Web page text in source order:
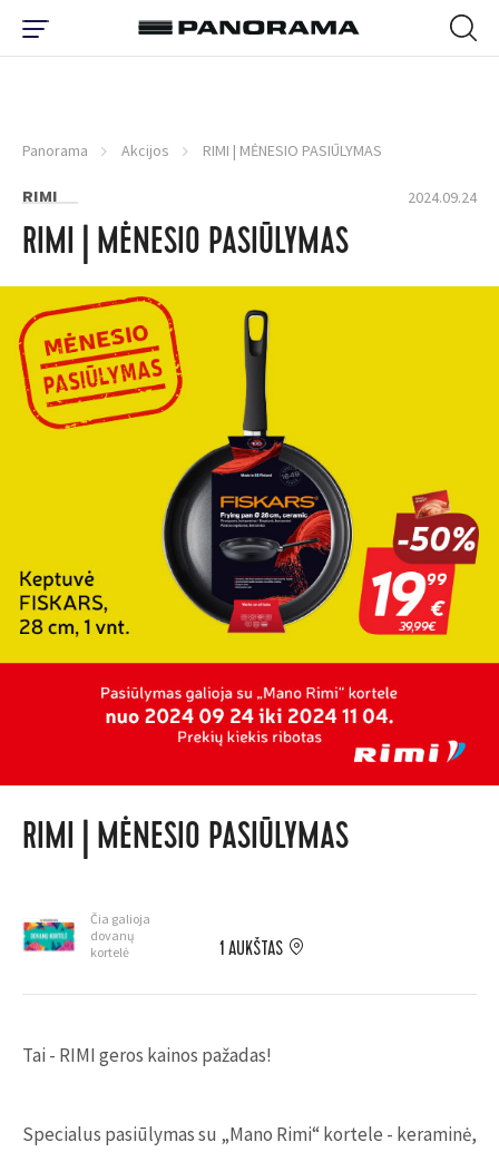
Panorama Akcijos RIMI | MĖNESIO PASIŪLYMAS
RIMI 2024.09.24
RIMI | MĖNESIO PASIŪLYMAS
RIMI | MĖNESIO PASIŪLYMAS
Čia galioja
dovanų
kortelė
1 AUKŠTAS
Tai - RIMI geros kainos pažadas!
Specialus pasiūlymas su „Mano Rimi“ kortele - keraminė,